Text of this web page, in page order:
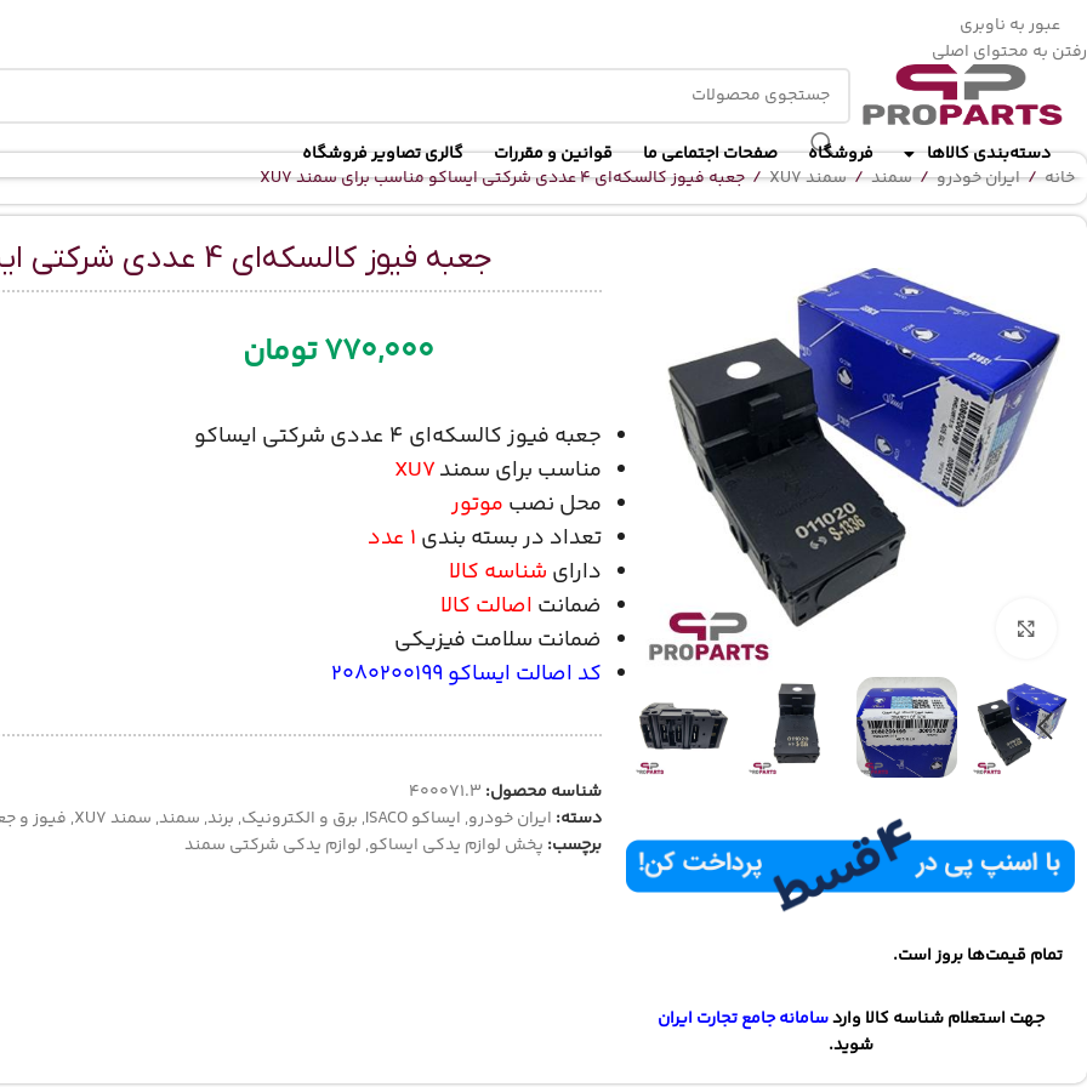
عبور به ناوبری
رفتن به محتوای اصلی
دسته‌بندی کالاها فروشگاه صفحات اجتماعی ما قوانین و مقررات
گالری تصاویر فروشگاه
خانه/ایران خودرو/سمند/سمند XU7 /جعبه فیوز کالسکه‌ای 4 عددی شرکتی ایساکو مناسب برای سمند XU7
تمام قیمت‌ها بروز است.
جهت استعلام شناسه کالا واردسامانه جامع تجارت ایران
شوید.
جعبه فیوز کالسکه‌ای 4 عددی شرکتی ایساکو مناسب برای سمند XU7
770,000تومان
جعبه فیوز کالسکه‌ای 4 عددی شرکتی
ایساکو
مناسب برای سمند
محل نصب موتور
تعداد در بسته بندی 1 عدد
دارای شناسه کالا
ضمانت اصالت کالا
ضمانت سلامت فیزیکی
کد اصالت ایساکو 2080200199
شناسه محصول: 400071.3
دسته: ایران خودرو, ایساکو ISACO , برق و الکترونیک, برند, سمند, سمند XU7 , فیوز و
برچسب: پخش لوازم یدکی ایساکو, لوازم یدکی شرکتی سمند